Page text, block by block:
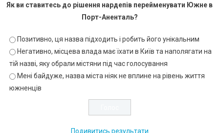
Як ви ставитесь до рішення нардепів перейменувати Южне в
Порт-Аненталь?
Позитивно, ця назва підходить і робить його унікальним
Негативно, місцева влада має їхати в Київ та наполягати на
тій назві, яку обрали містяни під час голосування
Мені байдуже, назва міста ніяк не вплине на рівень життя
южненців
Подивитись результати